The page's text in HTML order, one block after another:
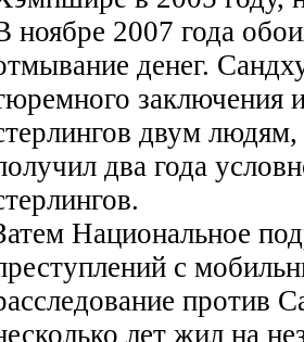
ноябре 2007 года
денег.
заключения
двум
два года
Национальное
с
против
лет жил на